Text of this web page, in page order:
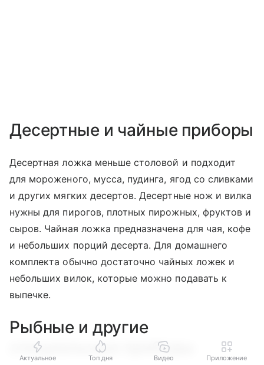
Десертные и чайные приборы
Десертная ложка меньше столовой и подходит
для мороженого, мусса, пудинга, ягод со сливками
и других мягких десертов. Десертные нож и вилка
нужны для пирогов, плотных пирожных, фруктов и
сыров. Чайная ложка предназначена для чая, кофе
и небольших порций десерта. Для домашнего
комплекта обычно достаточно чайных ложек и
небольших вилок, которые можно подавать к
выпечке.
Рыбные и другие
специальные приборы
Актуальное Топ дня Видео Приложение